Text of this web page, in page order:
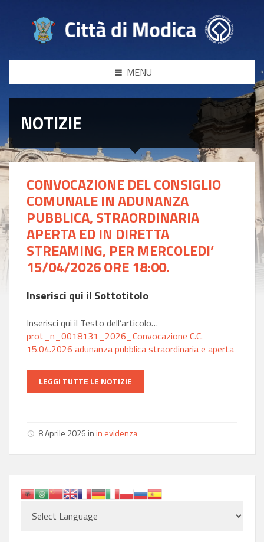
MENU
NOTIZIE
CONVOCAZIONE DEL CONSIGLIO
COMUNALE IN ADUNANZA
PUBBLICA, STRAORDINARIA
APERTA ED IN DIRETTA
STREAMING, PER MERCOLEDI’
15/04/2026 ORE 18:00.
Inserisci qui il Sottotitolo
Inserisci qui il Testo dell’articolo…
prot_n_0018131_2026_Convocazione C.C.
15.04.2026 adunanza pubblica straordinaria e aperta
LEGGI TUTTE LE NOTIZIE
8 Aprile 2026 inin evidenza